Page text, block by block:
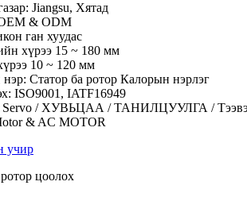
Jiangsu, Хятад
& ODM
ган хуудас
хүрээ 15 ~ 180 мм
10 ~ 120 мм
нэр: Статор ба ротор Калорын нэрлэг
ISO9001, IATF16949
/ ХУВЬЦАА / ТАНИЛЦУУЛГА /
& AC MOTOR
учир